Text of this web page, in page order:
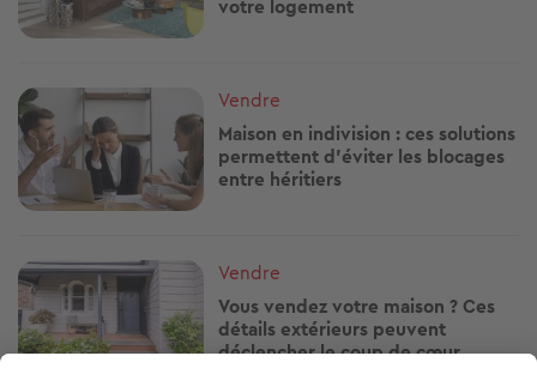
votre logement
Image
Vendre
Maison en indivision : ces solutions
permettent d'éviter les blocages
entre héritiers
Image
Vendre
Vous vendez votre maison ? Ces
détails extérieurs peuvent
déclencher le coup de cœur